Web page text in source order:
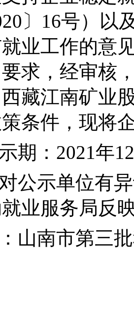
〕16号）
业工作的意
求，经审核
藏江南矿业
条件，现将
期：2021年
公示单位有
业服务局反
山南市第三